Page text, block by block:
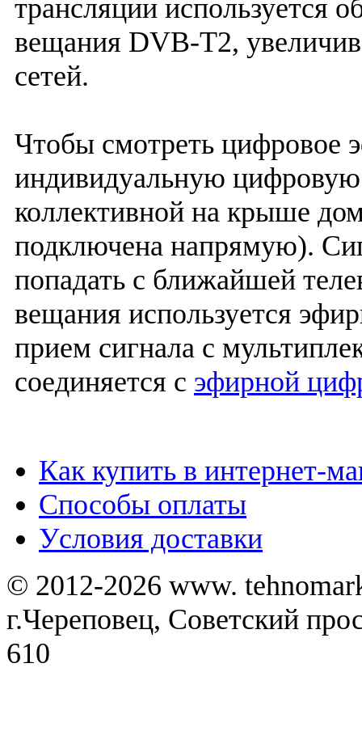
трансляции используется
вещания DVB-T2,
сетей.
Чтобы смотреть цифровое
индивидуальную
коллективной на крыше
подключена напрямую).
попадать с ближайшей
вещания используется
прием сигнала с
соединяется с эфирной
Как купить в интернет-
Способы оплаты
Уcловия доставки
© 2012-2026 www.
г.Череповец, Советский
610